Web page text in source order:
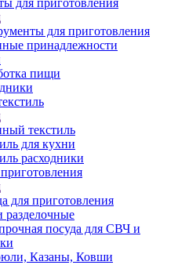
для приготовления
принадлежности
пищи
текстиль
для кухни
расходники
для приготовления
разделочные
посуда для СВЧ и
Казаны, Ковши